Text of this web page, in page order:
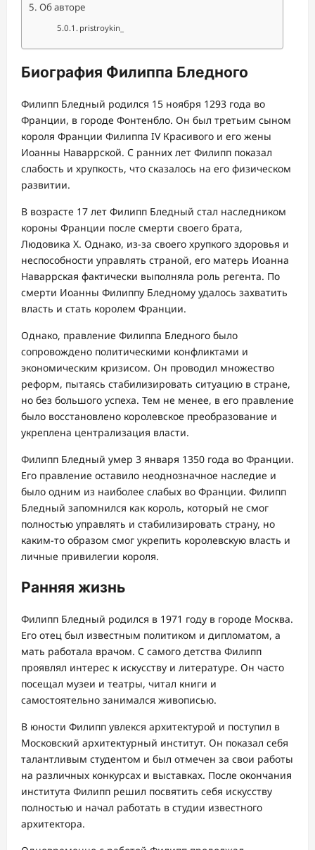
Об авторе
pristroykin_
Биография Филиппа Бледного
Филипп Бледный родился 15 ноября 1293 года во
Франции, в городе Фонтенбло. Он был третьим сыном
короля Франции Филиппа IV Красивого и его жены
Иоанны Наваррской. С ранних лет Филипп показал
слабость и хрупкость, что сказалось на его физическом
развитии.
В возрасте 17 лет Филипп Бледный стал наследником
короны Франции после смерти своего брата,
Людовика X. Однако, из-за своего хрупкого здоровья и
неспособности управлять страной, его матерь Иоанна
Наваррская фактически выполняла роль регента. По
смерти Иоанны Филиппу Бледному удалось захватить
власть и стать королем Франции.
Однако, правление Филиппа Бледного было
сопровождено политическими конфликтами и
экономическим кризисом. Он проводил множество
реформ, пытаясь стабилизировать ситуацию в стране,
но без большого успеха. Тем не менее, в его правление
было восстановлено королевское преобразование и
укреплена централизация власти.
Филипп Бледный умер 3 января 1350 года во Франции.
Его правление оставило неоднозначное наследие и
было одним из наиболее слабых во Франции. Филипп
Бледный запомнился как король, который не смог
полностью управлять и стабилизировать страну, но
каким-то образом смог укрепить королевскую власть и
личные привилегии короля.
Ранняя жизнь
Филипп Бледный родился в 1971 году в городе Москва.
Его отец был известным политиком и дипломатом, а
мать работала врачом. С самого детства Филипп
проявлял интерес к искусству и литературе. Он часто
посещал музеи и театры, читал книги и
самостоятельно занимался живописью.
В юности Филипп увлекся архитектурой и поступил в
Московский архитектурный институт. Он показал себя
талантливым студентом и был отмечен за свои работы
на различных конкурсах и выставках. После окончания
института Филипп решил посвятить себя искусству
полностью и начал работать в студии известного
архитектора.